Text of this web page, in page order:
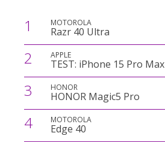
1 MOTOROLA
Razr 40 Ultra
2 APPLE
TEST: iPhone 15 Pro Max
3 HONOR
HONOR Magic5 Pro
4 MOTOROLA
Edge 40